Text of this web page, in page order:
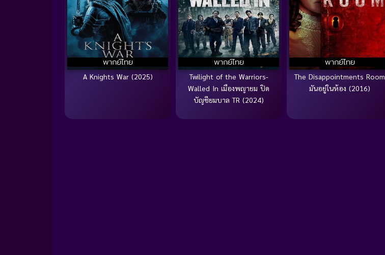
พากย์ไทย
A Knights War (2025)
พากย์ไทย
Twilight of the Warriors-
Walled In เมืองพญายม ปิด
บัญชียมบาล TR (2024)
พากย์ไทย
The Disappointments Room
มันอยู่ในห้อง (2016)